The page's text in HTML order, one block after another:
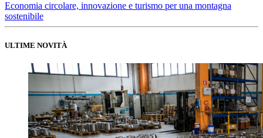
Economia circolare, innovazione e turismo per una montagna
sostenibile
ULTIME NOVITÀ